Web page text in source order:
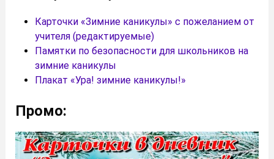
Карточки «Зимние каникулы» с пожеланием от
учителя (редактируемые)
Памятки по безопасности для школьников на
зимние каникулы
Плакат «Ура! зимние каникулы!»
Промо: